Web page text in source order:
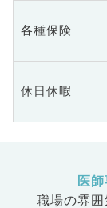
各種保険
休日休暇
医
職場の雰囲